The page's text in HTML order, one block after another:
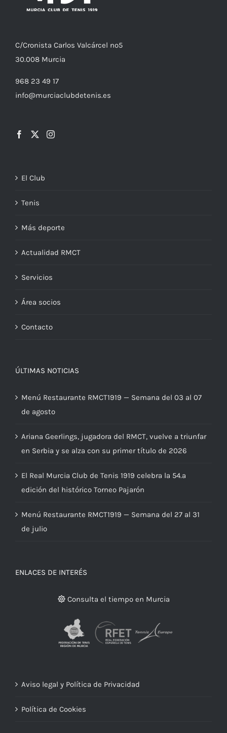
C/Cronista Carlos Valcárcel nº5
30.008 Murcia
968 23 49 17
info@murciaclubdetenis.es
El Club
Tenis
Más deporte
Actualidad RMCT
Servicios
Área socios
Contacto
ÚLTIMAS NOTICIAS
Menú Restaurante RMCT1919 — Semana del 03 al 07
de agosto
Ariana Geerlings, jugadora del RMCT, vuelve a triunfar
en Serbia y se alza con su primer título de 2026
El Real Murcia Club de Tenis 1919 celebra la 54.ª
edición del histórico Torneo Pajarón
Menú Restaurante RMCT1919 — Semana del 27 al 31
de julio
ENLACES DE INTERÉS
Consulta el tiempo en Murcia
Aviso legal y Política de Privacidad
Política de Cookies